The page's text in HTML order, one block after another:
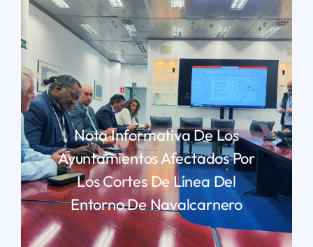
Nota Informativa De Los
Ayuntamientos Afectados Por
Los Cortes De Línea Del
Entorno De Navalcarnero
LEER MÁS